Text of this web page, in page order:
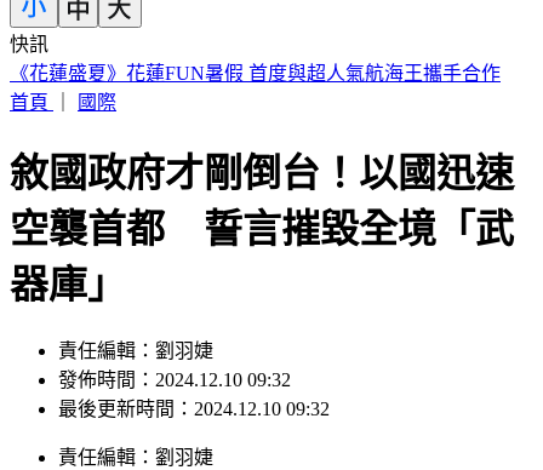
快訊
兆基財務暴雷？宏碁接2天閃辭 住都中心董座坦言：管不到
首頁
國際
敘國政府才剛倒台！以國迅速
空襲首都 誓言摧毀全境「武
器庫」
責任編輯：劉羽婕
發佈時間：2024.12.10 09:32
最後更新時間：2024.12.10 09:32
責任編輯 ： 劉羽婕